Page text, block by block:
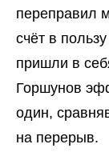
переправил
счёт в
пришли в
Горшунов
один,
на перерыв.